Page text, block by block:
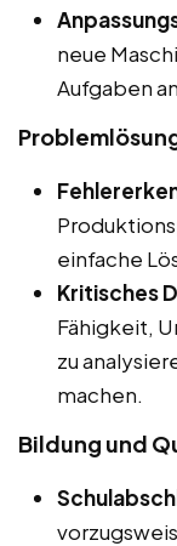
neue
Aufgaben
einfache
Kritisches
Fähigkeit,
zu
machen.
Bildung und